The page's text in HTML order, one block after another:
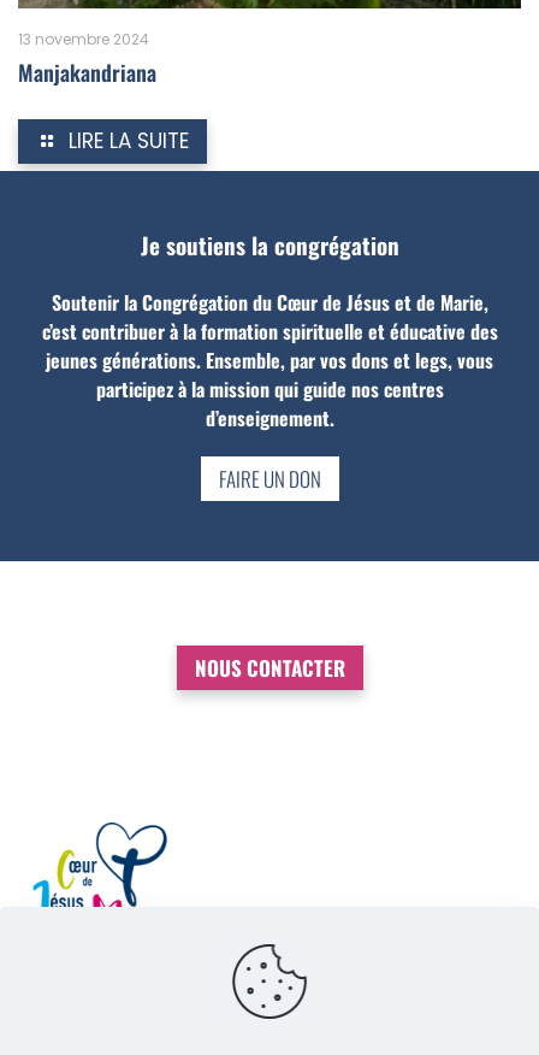
13 novembre 2024
Manjakandriana
LIRE LA SUITE
Je soutiens la congrégation
Soutenir la Congrégation du Cœur de Jésus et de Marie,
c’est contribuer à la formation spirituelle et éducative des
jeunes générations. Ensemble, par vos dons et legs, vous
participez à la mission qui guide nos centres
d’enseignement.
FAIRE UN DON
NOUS CONTACTER
Congrégation du Cœur de Jésus et de Marie